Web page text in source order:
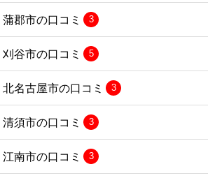
蒲郡市の口コミ 3
刈谷市の口コミ 5
北名古屋市の口コミ 3
清須市の口コミ 3
江南市の口コミ 3